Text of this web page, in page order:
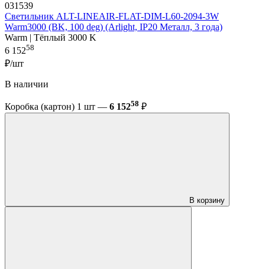
031539
Светильник ALT-LINEAIR-FLAT-DIM-L60-2094-3W
Warm3000 (BK, 100 deg) (Arlight, IP20 Металл, 3 года)
Warm | Тёплый 3000 K
6 15258
₽/шт
В наличии
Коробка (картон) 1 шт — 6 15258 ₽
В корзину